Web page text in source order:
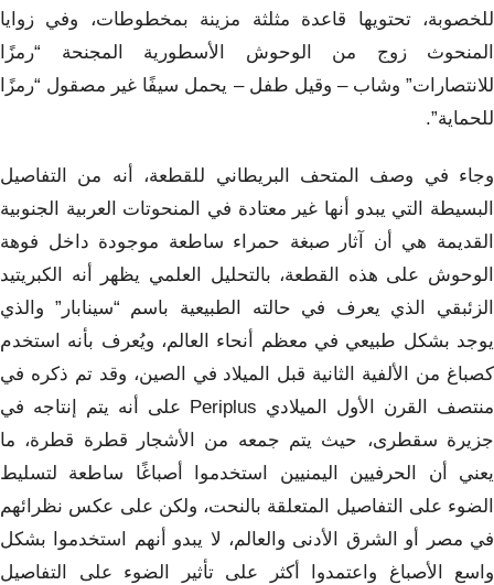
للخصوبة، تحتويها قاعدة مثلثة مزينة بمخطوطات، وفي زوايا
المنحوث زوج من الوحوش الأسطورية المجنحة “رمزًا
للانتصارات” وشاب – وقيل طفل – يحمل سيفًا غير مصقول “رمزًا
للحماية”.
وجاء في وصف المتحف البريطاني للقطعة، أنه من التفاصيل
البسيطة التي يبدو أنها غير معتادة في المنحوتات العربية الجنوبية
القديمة هي أن آثار صبغة حمراء ساطعة موجودة داخل فوهة
الوحوش على هذه القطعة، بالتحليل العلمي يظهر أنه الكبريتيد
الزئبقي الذي يعرف في حالته الطبيعية باسم “سينابار” والذي
يوجد بشكل طبيعي في معظم أنحاء العالم، ويُعرف بأنه استخدم
كصباغ من الألفية الثانية قبل الميلاد في الصين، وقد تم ذكره في
منتصف القرن الأول الميلادي Periplus على أنه يتم إنتاجه في
جزيرة سقطرى، حيث يتم جمعه من الأشجار قطرة قطرة، ما
يعني أن الحرفيين اليمنيين استخدموا أصباغًا ساطعة لتسليط
الضوء على التفاصيل المتعلقة بالنحت، ولكن على عكس نظرائهم
في مصر أو الشرق الأدنى والعالم، لا يبدو أنهم استخدموا بشكل
واسع الأصباغ واعتمدوا أكثر على تأثير الضوء على التفاصيل